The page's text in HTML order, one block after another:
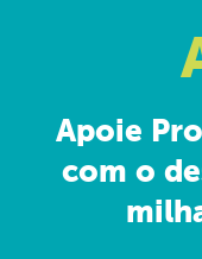
Apoie
com o